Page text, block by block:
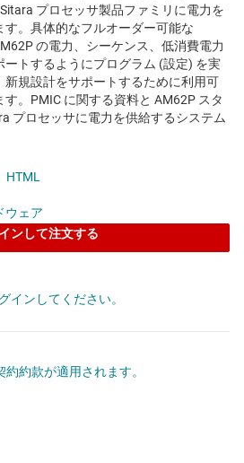
プロセッサ製品ファミリに電力を
。具体的なフルオーダー可能な
の電力、シーケンス、低消費電力
トするようにプログラム (設定) を実
規設計をサポートするために利用可
。PMIC に関する資料と AM62P スタ
プロセッサに電力を供給するシステム
HTML
ウェア
ンして注文する
インしてください。
約款が適用されます。